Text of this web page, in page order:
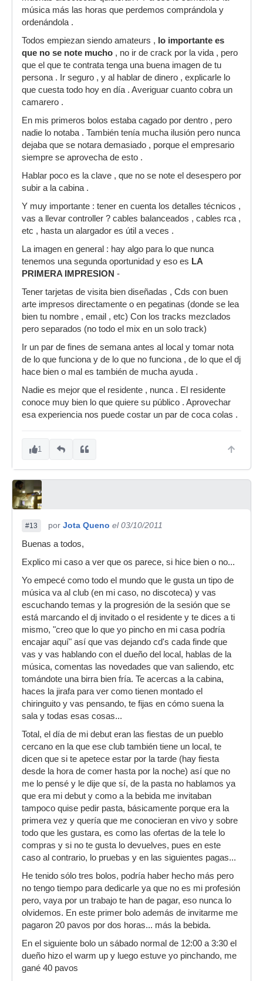
música más las horas que perdemos comprándola y
ordenándola .
Todos empiezan siendo amateurs , lo importante es
que no se note mucho , no ir de crack por la vida , pero
que el que te contrata tenga una buena imagen de tu
persona . Ir seguro , y al hablar de dinero , explicarle lo
que cuesta todo hoy en día . Averiguar cuanto cobra un
camarero .
En mis primeros bolos estaba cagado por dentro , pero
nadie lo notaba . También tenía mucha ilusión pero nunca
dejaba que se notara demasiado , porque el empresario
siempre se aprovecha de esto .
Hablar poco es la clave , que no se note el desespero por
subir a la cabina .
Y muy importante : tener en cuenta los detalles técnicos ,
vas a llevar controller ? cables balanceados , cables rca ,
etc , hasta un alargador es útil a veces .
La imagen en general : hay algo para lo que nunca
tenemos una segunda oportunidad y eso es LA
PRIMERA IMPRESION -
Tener tarjetas de visita bien diseñadas , Cds con buen
arte impresos directamente o en pegatinas (donde se lea
bien tu nombre , email , etc) Con los tracks mezclados
pero separados (no todo el mix en un solo track)
Ir un par de fines de semana antes al local y tomar nota
de lo que funciona y de lo que no funciona , de lo que el dj
hace bien o mal es también de mucha ayuda .
Nadie es mejor que el residente , nunca . El residente
conoce muy bien lo que quiere su público . Aprovechar
esa experiencia nos puede costar un par de coca colas .
1
#13 por Jota Queno el 03/10/2011
Buenas a todos,
Explico mi caso a ver que os parece, si hice bien o no...
Yo empecé como todo el mundo que le gusta un tipo de
música va al club (en mi caso, no discoteca) y vas
escuchando temas y la progresión de la sesión que se
está marcando el dj invitado o el residente y te dices a ti
mismo, "creo que lo que yo pincho en mi casa podría
encajar aquí" así que vas dejando cd's cada finde que
vas y vas hablando con el dueño del local, hablas de la
música, comentas las novedades que van saliendo, etc
tomándote una birra bien fría. Te acercas a la cabina,
haces la jirafa para ver como tienen montado el
chiringuito y vas pensando, te fijas en cómo suena la
sala y todas esas cosas...
Total, el día de mi debut eran las fiestas de un pueblo
cercano en la que ese club también tiene un local, te
dicen que si te apetece estar por la tarde (hay fiesta
desde la hora de comer hasta por la noche) así que no
me lo pensé y le dije que sí, de la pasta no hablamos ya
que era mi debut y como a la bebida me invitaban
tampoco quise pedir pasta, básicamente porque era la
primera vez y quería que me conocieran en vivo y sobre
todo que les gustara, es como las ofertas de la tele lo
compras y si no te gusta lo devuelves, pues en este
caso al contrario, lo pruebas y en las siguientes pagas...
He tenido sólo tres bolos, podría haber hecho más pero
no tengo tiempo para dedicarle ya que no es mi profesión
pero, vaya por un trabajo te han de pagar, eso nunca lo
olvidemos. En este primer bolo además de invitarme me
pagaron 20 pavos por dos horas... más la bebida.
En el siguiente bolo un sábado normal de 12:00 a 3:30 el
dueño hizo el warm up y luego estuve yo pinchando, me
gané 40 pavos